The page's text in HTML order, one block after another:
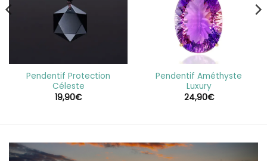
Pendentif Protection
Céleste
19,90€
Pendentif Améthyste
Luxury
24,90€